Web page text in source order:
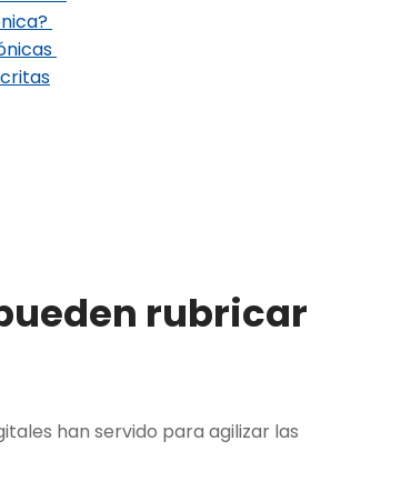
rubricar
han servido para agilizar las